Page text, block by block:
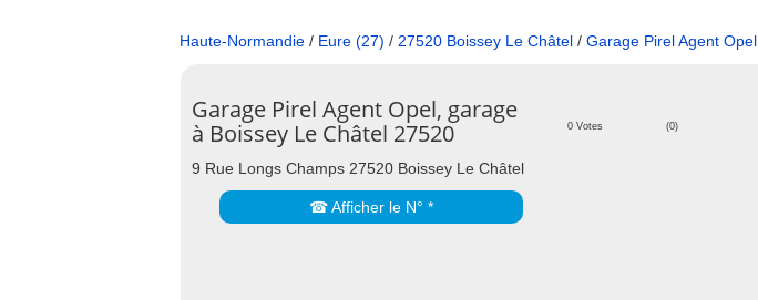
Haute-Normandie / Eure (27) / 27520 Boissey Le Châtel / Garage Pirel Agent Opel
Garage Pirel Agent Opel, garage
à Boissey Le Châtel 27520
0 Votes (0)
9 Rue Longs Champs 27520 Boissey Le Châtel
☎ Afficher le N° *